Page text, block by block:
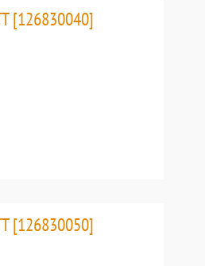
[126830040]
[126830050]